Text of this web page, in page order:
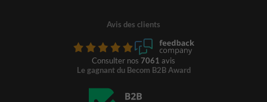
Avis des clients
Consulter nos 7061 avis
Le gagnant du Becom B2B Award